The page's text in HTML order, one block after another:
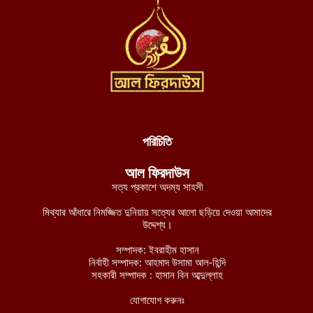
যুদ্ধ বন্ধে নাইজার রাষ্ট্রপ্রধানকে জেএনআইএম-এর শর্ত: মানব রচিত
সংবিধান ছেড়ে শরিয়াহ্ প্রতিষ্ঠা করুন
নব্য চাঁদাবাজদের হাতে জিম্মি রাজধানীবাসী, ৩৫ স্পটে পুলিশ সদস্যরাই করছে
বুরকিনান জান্তা বাহিনীর ১২টি সামরিক অবস্থানের নিয়ন্ত্রণ নিয়েছে
মালিতে জান্তা ও রুশ বাহিনীর ৫টি কনভয়ে প্রতিরোধ বাহিনী জেএনআইএম-
পরিচিতি
আল ফিরদাউস
সত্য প্রকাশে অদম্য সাহসী
মিথ্যার আঁধারে নিমজ্জিত দুনিয়ায় সত্যের আলো ছড়িয়ে দেওয়া আমাদের
উদ্দেশ্য।
সম্পাদক: ইবরাহীম হাসান
নির্বাহী সম্পাদক: আহমাদ উসামা আল-হিন্দি
সহকারী সম্পাদক : হাসান বিন আব্দুল্লাহ
যোগাযোগ করুনঃ